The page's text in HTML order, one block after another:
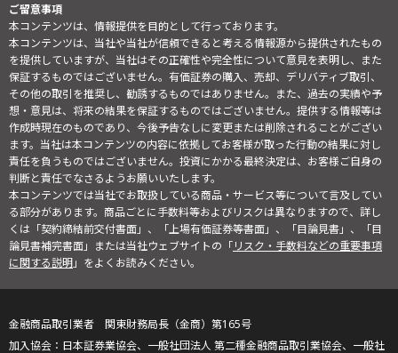
ご留意事項
本コンテンツは、情報提供を目的として行っております。
本コンテンツは、当社や当社が信頼できると考える情報源から提供されたもの
を提供していますが、当社はその正確性や完全性について意見を表明し、また
保証するものではございません。有価証券の購入、売却、デリバティブ取引、
その他の取引を推奨し、勧誘するものではありません。また、過去の実績や予
想・意見は、将来の結果を保証するものではございません。提供する情報等は
作成時現在のものであり、今後予告なしに変更または削除されることがござい
ます。当社は本コンテンツの内容に依拠してお客様が取った行動の結果に対し
責任を負うものではございません。投資にかかる最終決定は、お客様ご自身の
判断と責任でなさるようお願いいたします。
本コンテンツでは当社でお取扱している商品・サービス等について言及してい
る部分があります。商品ごとに手数料等およびリスクは異なりますので、詳し
くは「契約締結前交付書面」、「上場有価証券等書面」、「目論見書」、「目
論見書補完書面」または当社ウェブサイトの「リスク・手数料などの重要事項
に関する説明」をよくお読みください。
金融商品取引業者 関東財務局長（金商）第165号
日本証券業協会、一般社団法人 第二種金融商品取引業協会、一般社